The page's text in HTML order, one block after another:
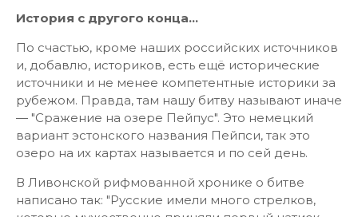
История с другого конца…
По счастью, кроме наших российских источников
и, добавлю, историков, есть ещё исторические
источники и не менее компетентные историки за
рубежом. Правда, там нашу битву называют иначе
— "Сражение на озере Пейпус". Это немецкий
вариант эстонского названия Пейпси, так это
озеро на их картах называется и по сей день.
В Ливонской рифмованной хронике о битве
написано так: "Русские имели много стрелков,